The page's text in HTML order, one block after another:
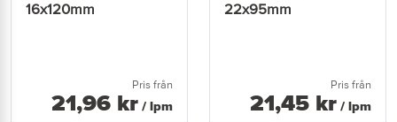
16x120mm
Pris från
21,96 kr / lpm
22x95mm
Pris från
21,45 kr / lpm